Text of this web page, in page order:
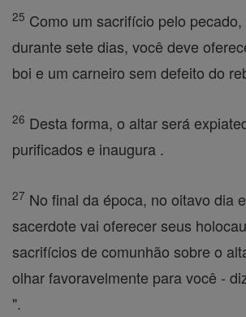
25 Como um sacrifício pelo
durante sete dias, você deve
boi e um carneiro sem defeito do
26 Desta forma, o altar será
purificados e inaugura .
27 No final da época, no oitavo dia
sacerdote vai oferecer seus
sacrifícios de comunhão sobre o
olhar favoravelmente para você -
".